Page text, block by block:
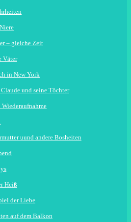
– gleiche Zeit
Väter
in New York
und seine Töchter
uund andere Bosheiten
Heiß
der Liebe
auf dem Balkon